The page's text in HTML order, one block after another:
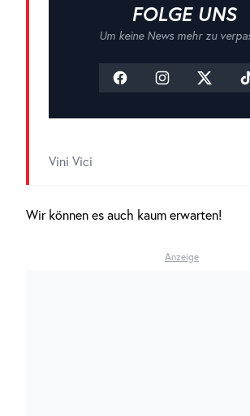
FOLGE UNS
Um keine News mehr zu
Vini Vici
Wir können es auch kaum erwarten!
Anzeige